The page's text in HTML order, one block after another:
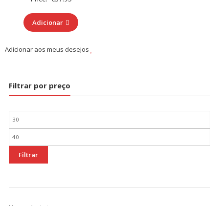
Adicionar
Adicionar aos meus desejos
Filtrar por preço
Preço
mínimo
Preço
máximo
Filtrar